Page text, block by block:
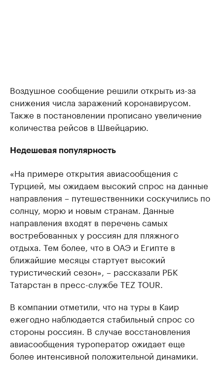
Воздушное сообщение решили открыть из-за
снижения числа заражений коронавирусом.
Также в постановлении прописано увеличение
количества рейсов в Швейцарию.
Недешевая популярность
«На примере открытия авиасообщения с
Турцией, мы ожидаем высокий спрос на данные
направления – путешественники соскучились по
солнцу, морю и новым странам. Данные
направления входят в перечень самых
востребованных у россиян для пляжного
отдыха. Тем более, что в ОАЭ и Египте в
ближайшие месяцы стартует высокий
туристический сезон», – рассказали РБК
Татарстан в пресс-службе TEZ TOUR.
В компании отметили, что на туры в Каир
ежегодно наблюдается стабильный спрос со
стороны россиян. В случае восстановления
авиасообщения туроператор ожидает еще
более интенсивной положительной динамики.